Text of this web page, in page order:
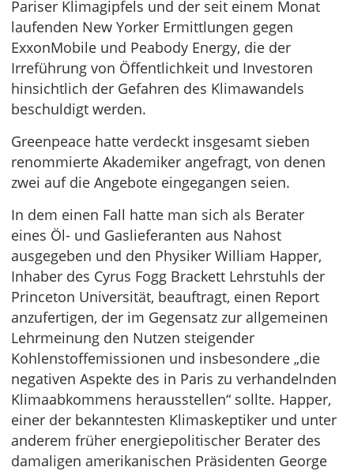
Pariser Klimagipfels und der seit einem Monat
laufenden New Yorker Ermittlungen gegen
ExxonMobile und Peabody Energy, die der
Irreführung von Öffentlichkeit und Investoren
hinsichtlich der Gefahren des Klimawandels
beschuldigt werden.
Greenpeace hatte verdeckt insgesamt sieben
renommierte Akademiker angefragt, von denen
zwei auf die Angebote eingegangen seien.
In dem einen Fall hatte man sich als Berater
eines Öl- und Gaslieferanten aus Nahost
ausgegeben und den Physiker William Happer,
Inhaber des Cyrus Fogg Brackett Lehrstuhls der
Princeton Universität, beauftragt, einen Report
anzufertigen, der im Gegensatz zur allgemeinen
Lehrmeinung den Nutzen steigender
Kohlenstoffemissionen und insbesondere „die
negativen Aspekte des in Paris zu verhandelnden
Klimaabkommens herausstellen“ sollte. Happer,
einer der bekanntesten Klimaskeptiker und unter
anderem früher energiepolitischer Berater des
damaligen amerikanischen Präsidenten George